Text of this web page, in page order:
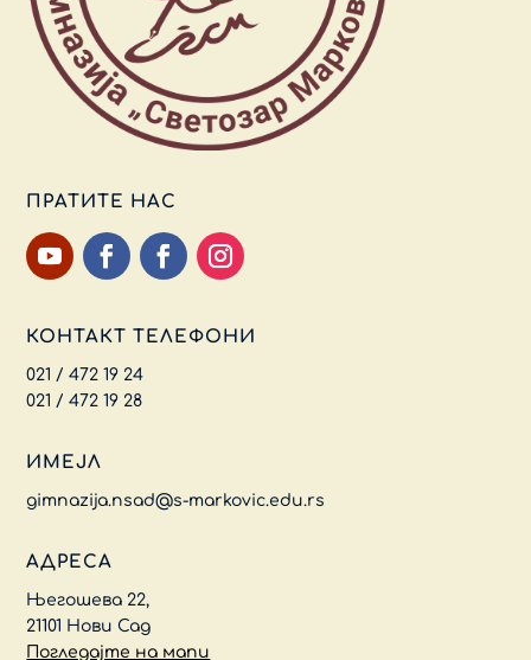
ПРАТИТЕ НАС
КОНТАКТ ТЕЛЕФОНИ
021 / 472 19 24
021 / 472 19 28
ИМЕЈЛ
gimnazija.nsad@s-markovic.edu.rs
АДРЕСА
Његошева 22,
21101 Нови Сад
Погледајте на мапи